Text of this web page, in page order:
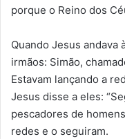
porque o Reino dos
Quando Jesus andava
irmãos: Simão,
Estavam lançando a
Jesus disse a eles:
pescadores de
redes e o seguiram.